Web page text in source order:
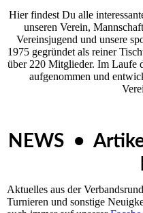
Hier findest Du alle
unseren Ver­ein,
Vereinsjugend und unsere
1975 gegründet als reiner
über 220 Mitglieder. Im Laufe
aufgenommen und
NEWS •
Aktuelles aus der
Turnieren und sonstige